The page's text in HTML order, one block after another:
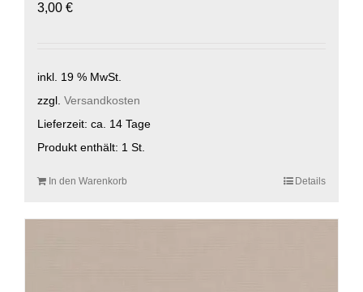
3,00 €
inkl. 19 % MwSt.
zzgl. Versandkosten
Lieferzeit: ca. 14 Tage
Produkt enthält: 1 St.
In den Warenkorb Details